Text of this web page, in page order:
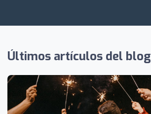
Últimos artículos del blog